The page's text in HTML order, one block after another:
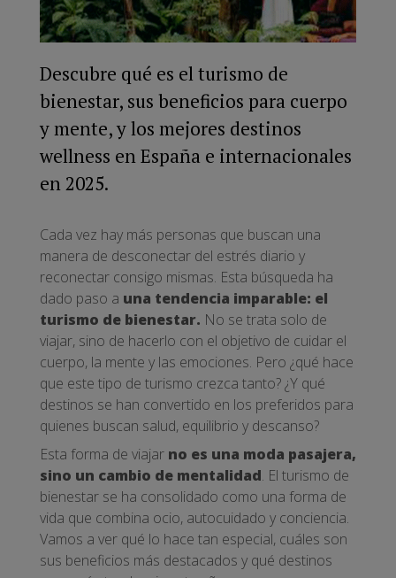
Descubre qué es el turismo de
bienestar, sus beneficios para cuerpo
y mente, y los mejores destinos
wellness en España e internacionales
en 2025.
Cada vez hay más personas que buscan una
manera de desconectar del estrés diario y
reconectar consigo mismas. Esta búsqueda ha
dado paso a una tendencia imparable: el
turismo de bienestar. No se trata solo de
viajar, sino de hacerlo con el objetivo de cuidar el
cuerpo, la mente y las emociones. Pero ¿qué hace
que este tipo de turismo crezca tanto? ¿Y qué
destinos se han convertido en los preferidos para
quienes buscan salud, equilibrio y descanso?
Esta forma de viajar no es una moda pasajera,
sino un cambio de mentalidad. El turismo de
bienestar se ha consolidado como una forma de
vida que combina ocio, autocuidado y conciencia.
Vamos a ver qué lo hace tan especial, cuáles son
sus beneficios más destacados y qué destinos